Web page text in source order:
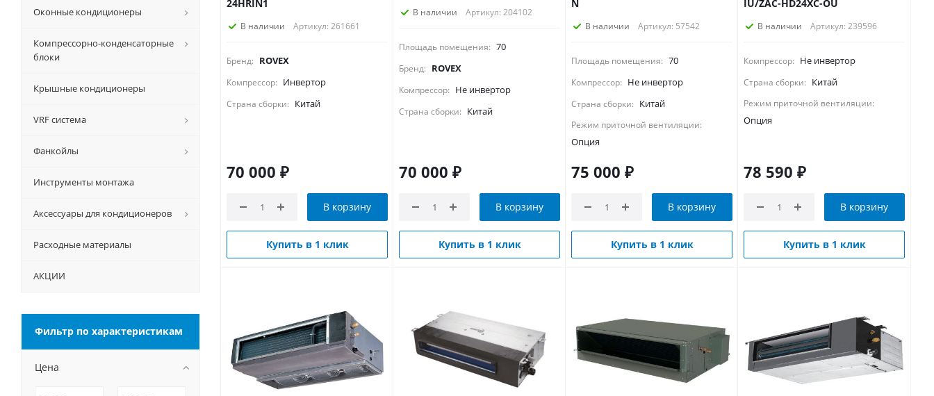
24HRIN1
В наличии Артикул: 261661
Бренд: ROVEX
Компрессор: Инвертор
Страна сборки: Китай
70 000 ₽
В корзину
Купить в 1 клик
В наличии Артикул: 204102
Площадь помещения: 70
Бренд: ROVEX
Компрессор: Не инвертор
Страна сборки: Китай
70 000 ₽
В корзину
Купить в 1 клик
N
В наличии Артикул: 57542
Площадь помещения: 70
Компрессор: Не инвертор
Страна сборки: Китай
Режим приточной вентиляции:
Опция
75 000 ₽
В корзину
Купить в 1 клик
IU/ZAC-HD24XC-OU
В наличии Артикул: 239596
Компрессор: Не инвертор
Страна сборки: Китай
Режим приточной вентиляции:
Опция
78 590 ₽
В корзину
Купить в 1 клик
Оконные кондиционеры
Компрессорно-конденсаторные
блоки
Крышные кондиционеры
VRF система
Фанкойлы
Инструменты монтажа
Аксессуары для кондиционеров
Расходные материалы
АКЦИИ
Фильтр по характеристикам
Цена